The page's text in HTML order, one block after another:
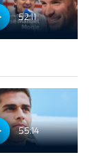
52:11
55:14